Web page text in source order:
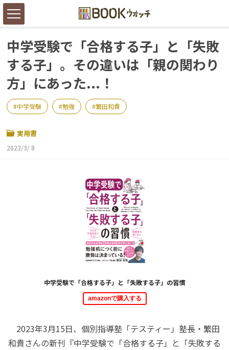
中学受験で「合格する子」と「失敗
する子」。その違いは「親の関わり
方」にあった...！
中学受験 勉強 繁田和貴
実用書
2023/3/ 8
中学受験で「合格する子」と「失敗する子」の習慣
amazonで購入する
2023年3月15日、個別指導塾「テスティー」塾長・繁田
和貴さんの新刊『中学受験で「合格する子」と「失敗する